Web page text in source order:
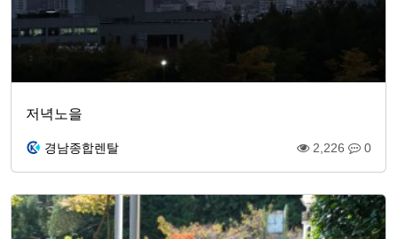
저녁노을
경남종합렌탈 2,226 0